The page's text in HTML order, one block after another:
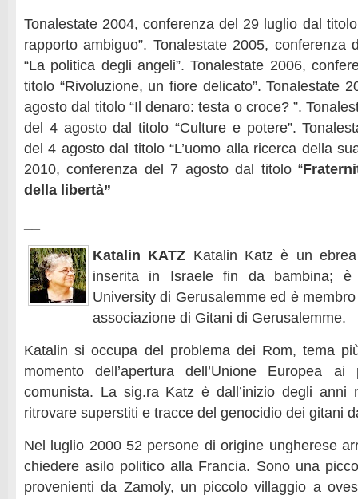
Tonalestate 2004, conferenza del 29 luglio dal
rapporto ambiguo”. Tonalestate 2005, conferenza
“La politica degli angeli”. Tonalestate 2006,
titolo “Rivoluzione, un fiore delicato”. Tonalestate
agosto dal titolo “Il denaro: testa o croce? ”.
del 4 agosto dal titolo “Culture e potere”.
del 4 agosto dal titolo “L’uomo alla ricerca della
2010, conferenza del 7 agosto dal titolo “
della libertà”
Katalin KATZ Katalin Katz è un
inserita in Israele fin da bambina; è
University di Gerusalemme ed è
associazione di Gitani di Gerusalemme.
Katalin si occupa del problema dei Rom, tema
momento dell’apertura dell’Unione Europea ai
comunista. La sig.ra Katz è dall’inizio degli anni
ritrovare superstiti e tracce del genocidio dei gitani
Nel luglio 2000 52 persone di origine ungherese
chiedere asilo politico alla Francia. Sono una
provenienti da Zamoly, un piccolo villaggio a